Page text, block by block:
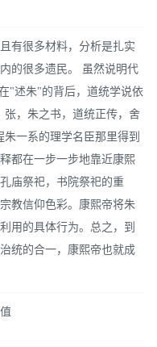
有很多材料，分析是扎实
的很多遗民。 虽然说明代
"述朱"的背后，道统学说依
张，朱之书，道统正传，舍
一系的理学名臣那里得到
都在一步一步地靠近康熙
庙祭祀，书院祭祀的重
教信仰色彩。康熙帝将朱
用的具体行为。总之，到
统的合一，康熙帝也就成